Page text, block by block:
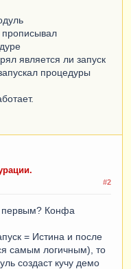
является ли запуск
процедуры
#2
первым? Конфа
= Истина и после
самым логичным), то
создаст кучу демо